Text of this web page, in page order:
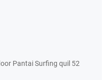
Pantai Surfing quil 52